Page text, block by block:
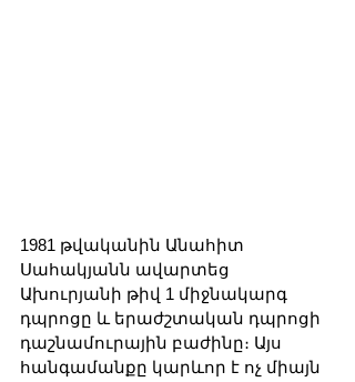
1981 թվականին Անահիտ
Սահակյանն ավարտեց
Ախուրյանի թիվ 1 միջնակարգ
դպրոցը և երաժշտական դպրոցի
դաշնամուրային բաժինը։ Այս
հանգամանքը կարևոր է ոչ միայն